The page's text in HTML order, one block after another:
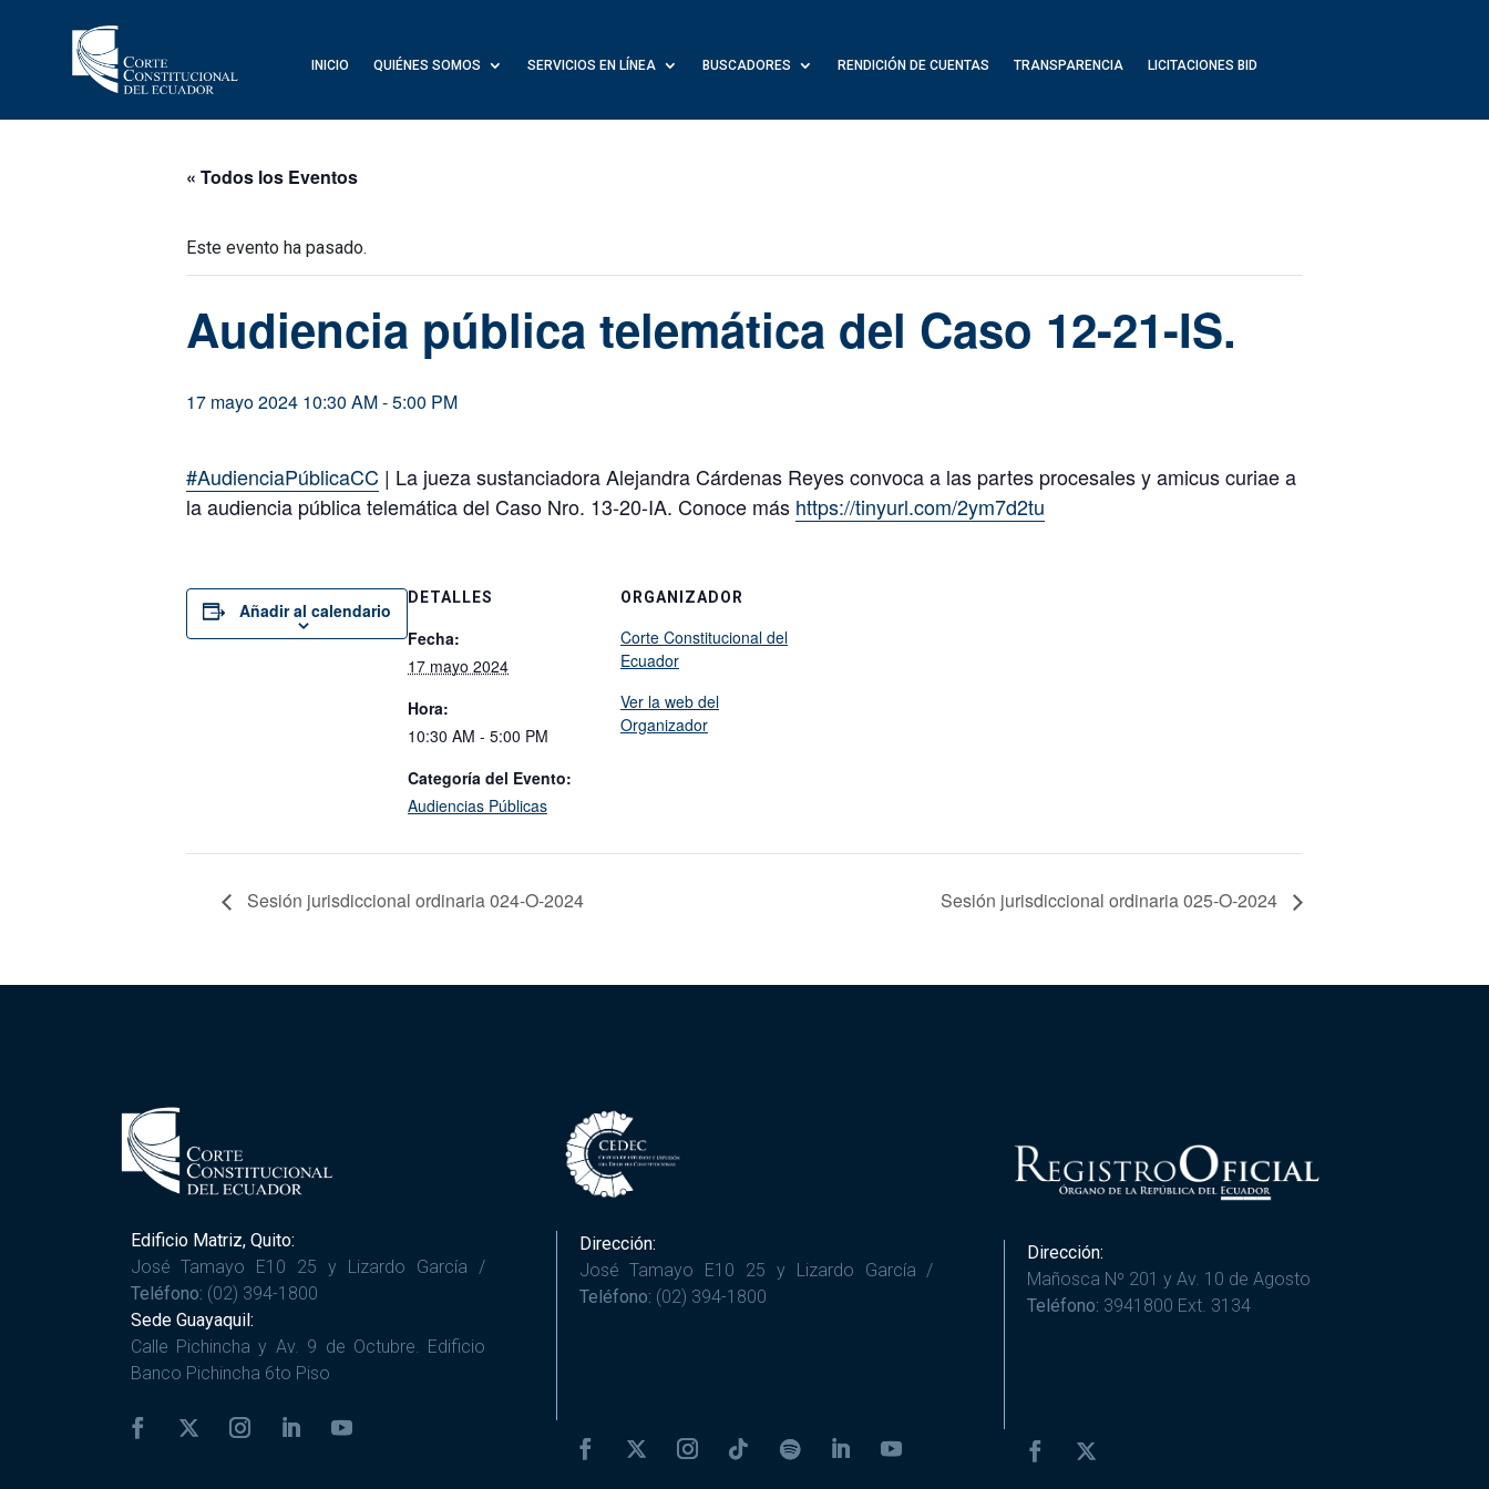
INICIO QUIÉNES SOMOS SERVICIOS EN LÍNEA BUSCADORES RENDICIÓN DE CUENTAS TRANSPARENCIA LICITACIONES BID
« Todos los Eventos
Este evento ha pasado.
Audiencia pública telemática del Caso 12-21-IS.
17 mayo 2024 10:30 AM-5:00 PM
#AudienciaPúblicaCC | La jueza sustanciadora Alejandra Cárdenas Reyes convoca a las partes procesales y amicus curiae a
la audiencia pública telemática del Caso Nro. 13-20-IA. Conoce más https://tinyurl.com/2ym7d2tu
Añadir al calendario
DETALLES
Fecha:
17 mayo 2024
Hora:
10:30 AM - 5:00 PM
Categoría del Evento:
Audiencias Públicas
ORGANIZADOR
Corte Constitucional del
Ecuador
Ver la web del
Organizador
Sesión jurisdiccional ordinaria 024-O-2024 Sesión jurisdiccional ordinaria 025-O-2024
Edificio Matriz, Quito:
José Tamayo E10 25 y Lizardo García /
Teléfono: (02) 394-1800
Sede Guayaquil:
Calle Pichincha y Av. 9 de Octubre. Edificio
Banco Pichincha 6to Piso
Dirección:
José Tamayo E10 25 y Lizardo García /
Teléfono: (02) 394-1800
Dirección:
Mañosca Nº 201 y Av. 10 de Agosto
Teléfono: 3941800 Ext. 3134